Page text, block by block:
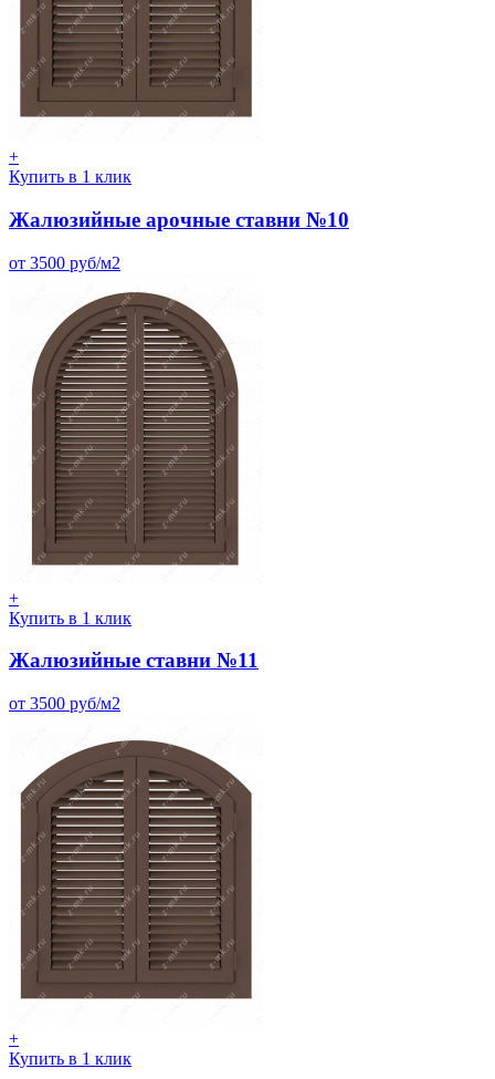
+
Купить в 1 клик
Жалюзийные арочные ставни №10
от 3500 руб/м2
+
Купить в 1 клик
Жалюзийные ставни №11
от 3500 руб/м2
+
Купить в 1 клик